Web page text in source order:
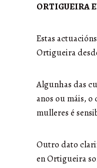
ORTIGUEIRA
Estas
Ortigueira
Algunhas das
anos ou máis,
mulleres é
Outro dato
en Ortigueira